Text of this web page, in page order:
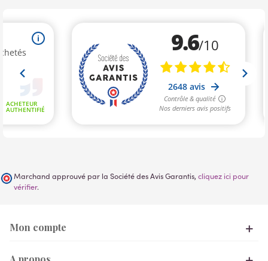
Marchand approuvé par la Société des Avis Garantis, cliquez ici pour
vérifier.
Mon compte